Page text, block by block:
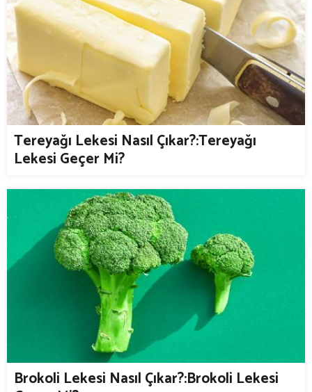
Tereyağı Lekesi Nasıl Çıkar?:Tereyağı
Lekesi Geçer Mi?
Brokoli Lekesi Nasıl Çıkar?:Brokoli Lekesi